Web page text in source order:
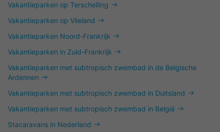
Vakantieparken op Terschelling
Vakantieparken op Vlieland
Vakantieparken Noord-Frankrijk
Vakantieparken in Zuid-Frankrijk
Vakantieparken met subtropisch zwembad in de Belgische
Ardennen
Vakantieparken met subtropisch zwembad in Duitsland
Vakantieparken met subtropisch zwembad in België
Stacaravans in Nederland